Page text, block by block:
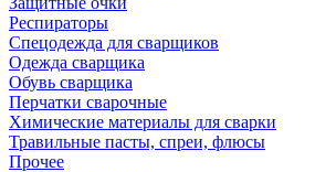
Респираторы
Спецодежда для сварщиков
Одежда сварщика
Обувь сварщика
Перчатки сварочные
Химические материалы для сварки
Травильные пасты, спреи, флюсы
Прочее